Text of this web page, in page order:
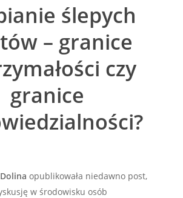
ślepych
– granice
czy
granice
opublikowała niedawno post,
w środowisku osób